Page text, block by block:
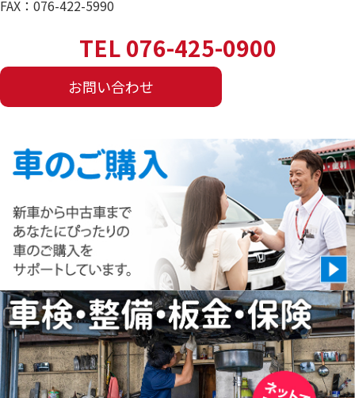
FAX：076-422-5990
TEL 076-425-0900
お問い合わせ